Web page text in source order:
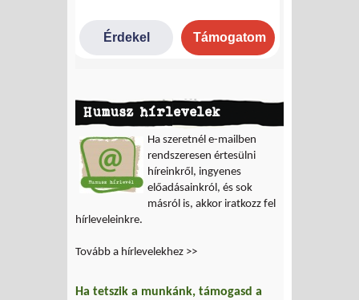
Humusz hírlevelek
Ha szeretnél e-mailben
rendszeresen értesülni
híreinkről, ingyenes
előadásainkról, és sok
másról is, akkor iratkozz fel
hírleveleinkre.
Tovább a hírlevelekhez >>
Ha tetszik a munkánk, támogasd a